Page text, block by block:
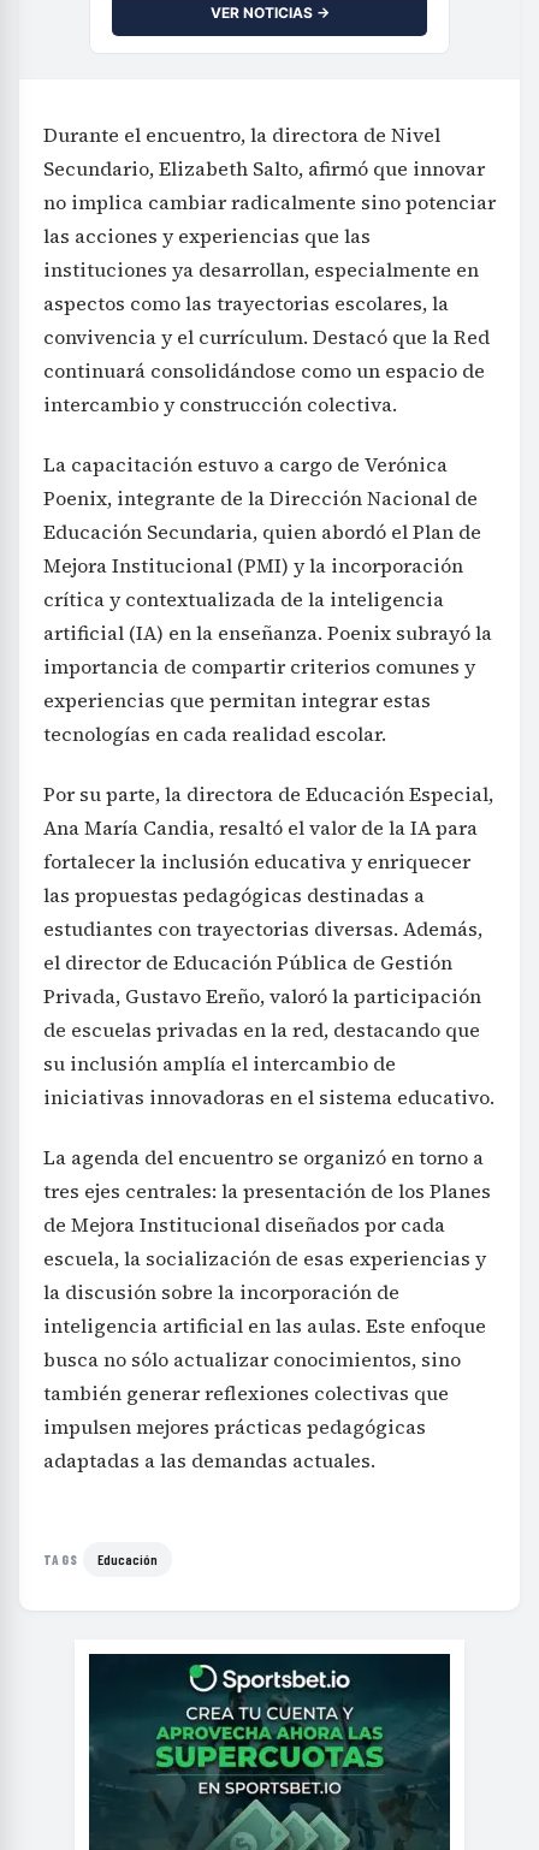
VER NOTICIAS →
Durante el encuentro, la directora de Nivel
Secundario, Elizabeth Salto, afirmó que innovar
no implica cambiar radicalmente sino potenciar
las acciones y experiencias que las
instituciones ya desarrollan, especialmente en
aspectos como las trayectorias escolares, la
convivencia y el currículum. Destacó que la Red
continuará consolidándose como un espacio de
intercambio y construcción colectiva.
La capacitación estuvo a cargo de Verónica
Poenix, integrante de la Dirección Nacional de
Educación Secundaria, quien abordó el Plan de
Mejora Institucional (PMI) y la incorporación
crítica y contextualizada de la inteligencia
artificial (IA) en la enseñanza. Poenix subrayó la
importancia de compartir criterios comunes y
experiencias que permitan integrar estas
tecnologías en cada realidad escolar.
Por su parte, la directora de Educación Especial,
Ana María Candia, resaltó el valor de la IA para
fortalecer la inclusión educativa y enriquecer
las propuestas pedagógicas destinadas a
estudiantes con trayectorias diversas. Además,
el director de Educación Pública de Gestión
Privada, Gustavo Ereño, valoró la participación
de escuelas privadas en la red, destacando que
su inclusión amplía el intercambio de
iniciativas innovadoras en el sistema educativo.
La agenda del encuentro se organizó en torno a
tres ejes centrales: la presentación de los Planes
de Mejora Institucional diseñados por cada
escuela, la socialización de esas experiencias y
la discusión sobre la incorporación de
inteligencia artificial en las aulas. Este enfoque
busca no sólo actualizar conocimientos, sino
también generar reflexiones colectivas que
impulsen mejores prácticas pedagógicas
adaptadas a las demandas actuales.
TAGS Educación